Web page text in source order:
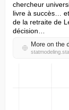
chercheur
livre à succès…
de la retraite de
décision…
More on the